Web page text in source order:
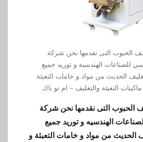
الحبوب التى نقدمها نحن شركة
للصناعات الهندسيه و توريد جميع
الحديث من مواد و خامات التعبئة
التعبئة والتغليف – ام تو باك
الحبوب التى نقدمها نحن شركة
الهندسيه و توريد جميع
الحديث من مواد و خامات التعبئة و